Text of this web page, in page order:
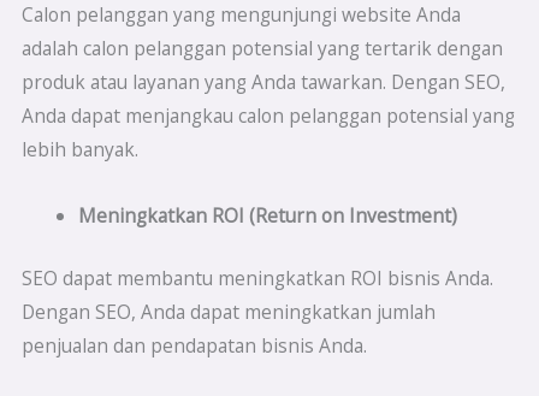
Calon pelanggan yang mengunjungi website Anda
adalah calon pelanggan potensial yang tertarik dengan
produk atau layanan yang Anda tawarkan. Dengan SEO,
Anda dapat menjangkau calon pelanggan potensial yang
lebih banyak.
Meningkatkan ROI (Return on Investment)
SEO dapat membantu meningkatkan ROI bisnis Anda.
Dengan SEO, Anda dapat meningkatkan jumlah
penjualan dan pendapatan bisnis Anda.